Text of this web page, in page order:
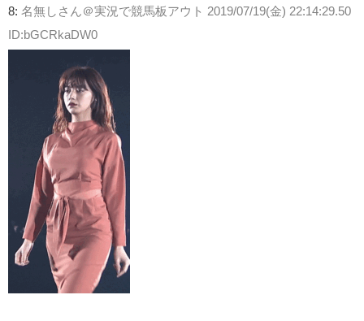
8: 名無しさん＠実況で競馬板アウト 2019/07/19(金) 22:14:29.50
ID:bGCRkaDW0